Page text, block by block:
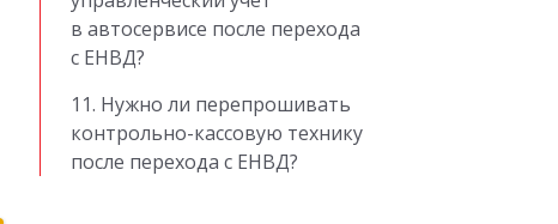
в автосервисе после перехода
с ЕНВД?
11. Нужно ли перепрошивать
контрольно-кассовую технику
после перехода с ЕНВД?